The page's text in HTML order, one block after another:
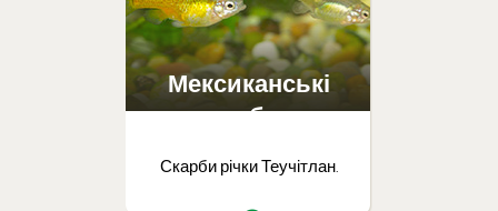
Мексиканські
риби
Скарби річки Теучітлан.